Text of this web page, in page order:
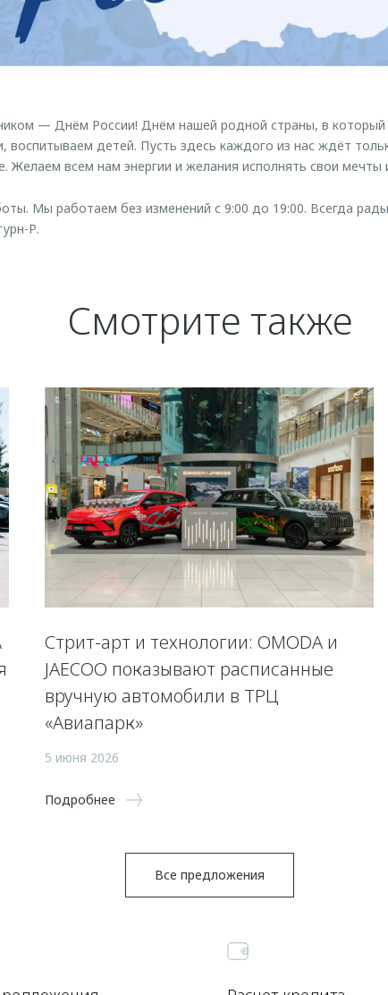
— Днём России! Днём нашей родной страны, в
воспитываем детей. Пусть здесь каждого из нас ждёт
Желаем всем нам энергии и желания исполнять свои мечты
Мы работаем без изменений с 9:00 до 19:00. Всегда
Р.
Смотрите также
Стрит-арт и технологии: OMODA и
JAECOO показывают расписанные
вручную автомобили в ТРЦ
«Авиапарк»
5 июня 2026
Подробнее
Все предложения